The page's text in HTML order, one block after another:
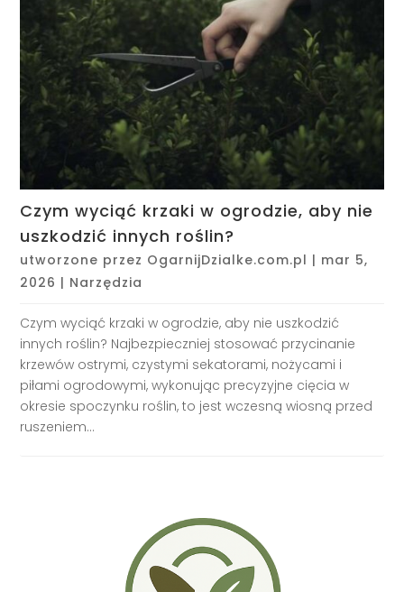
Czym wyciąć krzaki w ogrodzie, aby nie
uszkodzić innych roślin?
utworzone przez OgarnijDzialke.com.pl | mar 5,
2026 | Narzędzia
Czym wyciąć krzaki w ogrodzie, aby nie uszkodzić
innych roślin? Najbezpieczniej stosować przycinanie
krzewów ostrymi, czystymi sekatorami, nożycami i
piłami ogrodowymi, wykonując precyzyjne cięcia w
okresie spoczynku roślin, to jest wczesną wiosną przed
ruszeniem...